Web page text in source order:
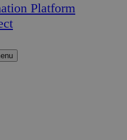
Platform